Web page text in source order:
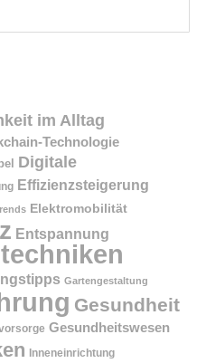
im Alltag
Technologie
Digitale
Effizienzsteigerung
Elektromobilität
Entspannung
Gartengestaltung
Gesundheit
Gesundheitswesen
Inneneinrichtung